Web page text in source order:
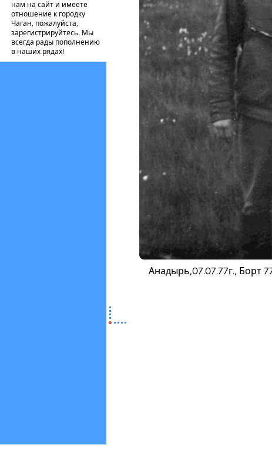
нам на сайт и имеете
отношение к городку
Чаган, пожалуйста,
зарегистрируйтесь. Мы
всегда рады пополнению
в наших рядах!
Анадырь,07.07.77г., Борт